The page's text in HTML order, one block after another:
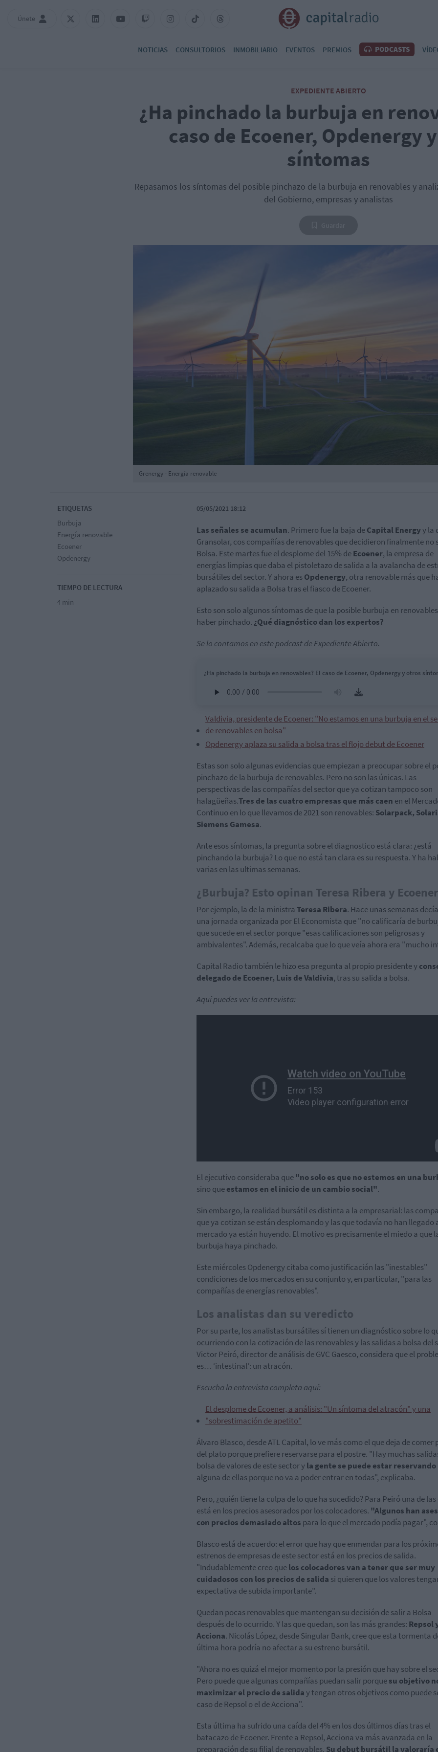
Únete
NOTICIAS CONSULTORIOS INMOBILIARIO EVENTOS PREMIOS PODCASTS
EXPEDIENTE ABIERTO
¿Ha pinchado la burbuja en
caso de Ecoener, Opdenergy
síntomas
Repasamos los síntomas del posible pinchazo de la burbuja en renovables y
del Gobierno, empresas y analistas
Grenergy - Energía renovable
ETIQUETAS
Burbuja
Energía renovable
Ecoener
Opdenergy
TIEMPO DE LECTURA
4 min
05/05/2021 18:12
Las señales se acumulan. Primero fue la baja deCapital Energyy la
Gransolar, cos compañías de renovables que decidieron finalmente no
Bolsa. Este martes fue el desplome del 15% deEcoener, la empresa de
energías limpias que daba el pistoletazo de salida a la avalancha de
bursátiles del sector. Y ahora esOpdenergy, otra renovable más que
aplazado su salida a Bolsa tras el fiasco de Ecoener.
Esto son solo algunos síntomas de que la posible burbuja en
haber pinchado. ¿Qué diagnóstico dan los expertos?
Se lo contamos en este podcast de Expediente Abierto.
¿Ha pinchado la burbuja en renovables? El caso de Ecoener, Opdenergy y otros
Valdivia, presidente de Ecoener: "No estamos en una burbuja en el
de renovables en bolsa"
Opdenergy aplaza su salida a bolsa tras el flojo debut de Ecoener
Estas son solo algunas evidencias que empiezan a preocupar sobre el
pinchazo de la burbuja de renovables. Pero no son las únicas. Las
perspectivas de las compañías del sector que ya cotizan tampoco son
halagüeñas.Tres de las cuatro empresas que más caen en el
Continuo en lo que llevamos de 2021 son renovables: Solarpack,
Siemens Gamesa.
Ante esos síntomas, la pregunta sobre el diagnostico está clara: ¿está
pinchando la burbuja? Lo que no está tan clara es su respuesta. Y ha
varias en las ultimas semanas.
¿Burbuja? Esto opinan Teresa Ribera y Ecoener
Por ejemplo, la de la ministra Teresa Ribera. Hace unas semanas
una jornada organizada por El Economista que "no calificaría de
que sucede en el sector porque "esas calificaciones son peligrosas y
ambivalentes". Además, recalcaba que lo que veía ahora era "mucho
Capital Radio también le hizo esa pregunta al propio presidente y
delegado de Ecoener, Luis de Valdivia, tras su salida a bolsa.
Aquí puedes ver la entrevista:
El ejecutivo consideraba que"no solo es que no estemos en una
sino queestamos en el inicio de un cambio social".
Sin embargo, la realidad bursátil es distinta a la empresarial: las
que ya cotizan se están desplomando y las que todavía no han llegado
mercado ya están huyendo. El motivo es precisamente el miedo a que
burbuja haya pinchado.
Este miércoles Opdenergy citaba como justificación las "inestables"
condiciones de los mercados en su conjunto y, en particular, "para las
compañías de energías renovables".
Los analistas dan su veredicto
Por su parte, los analistas bursátiles sí tienen un diagnóstico sobre lo
ocurriendo con la cotización de las renovables y las salidas a bolsa del
Victor Peiró, director de análisis de GVC Gaesco, considera que el
es… ‘intestinal’: un atracón.
Escucha la entrevista completa aquí:
El desplome de Ecoener, a análisis: "Un síntoma del atracón" y una
"sobrestimación de apetito"
Álvaro Blasco, desde ATL Capital, lo ve más como el que deja de comer
del plato porque prefiere reservarse para el postre. "Hay muchas
bolsa de valores de este sector yla gente se puede estar reservando
alguna de ellas porque no va a poder entrar en todas", explicaba.
Pero, ¿quién tiene la culpa de lo que ha sucedido? Para Peiró una de
está en los precios asesorados por los colocadores. "Algunos han
con precios demasiado altos para lo que el mercado podía pagar",
Blasco está de acuerdo: el error que hay que enmendar para los
estrenos de empresas de este sector está en los precios de salida.
"Indudablemente creo quelos colocadores van a tener que ser muy
cuidadosos con los precios de salida si quieren que los valores
expectativa de subida importante".
Quedan pocas renovables que mantengan su decisión de salir a Bolsa
después de lo ocurrido. Y las que quedan, son las más grandes: Repsol
Acciona. Nicolás López, desde Singular Bank, cree que esta tormenta
última hora podría no afectar a su estreno bursátil.
"Ahora no es quizá el mejor momento por la presión que hay sobre el
Pero puede que algunas compañías puedan salir porquesu objetivo
maximizar el precio de saliday tengan otros objetivos como puede
caso de Repsol o el de Acciona".
Esta última ha sufrido una caída del 4% en los dos últimos días tras el
batacazo de Ecoener. Frente a Repsol, Acciona va más avanzada en la
preparación de su filial de renovables. Su debut bursátil la valoraría